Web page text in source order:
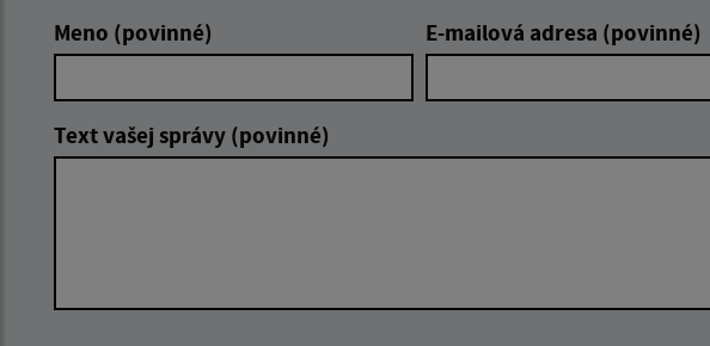
Meno (povinné) E-mailová adresa (povinné)
Text vašej správy (povinné)